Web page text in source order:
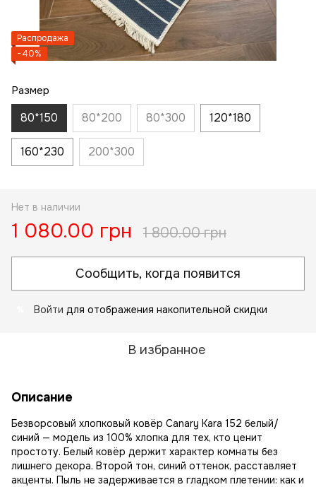
Распродажа
−40%
Размер
80*150 80*200 80*300 120*180
160*230 200*300
Нет в наличии
1 080.00 грн 1 800.00 грн
Сообщить, когда появится
Войти для отображения накопительной скидки
В избранное
Описание
Безворсовый хлопковый ковёр Canary Kara 152 белый/
синий — модель из 100% хлопка для тех, кто ценит
простоту. Белый ковёр держит характер комнаты без
лишнего декора. Второй тон, синий оттенок, расставляет
акценты. Пыль не задерживается в гладком плетении: как и